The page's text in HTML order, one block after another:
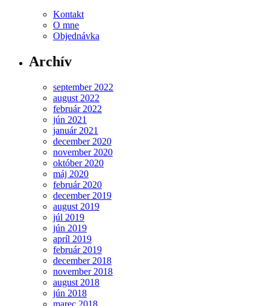
Kontakt
O mne
Objednávka
Archív
september 2022
august 2022
február 2022
jún 2021
január 2021
december 2020
november 2020
október 2020
máj 2020
február 2020
december 2019
august 2019
júl 2019
jún 2019
apríl 2019
február 2019
december 2018
november 2018
august 2018
jún 2018